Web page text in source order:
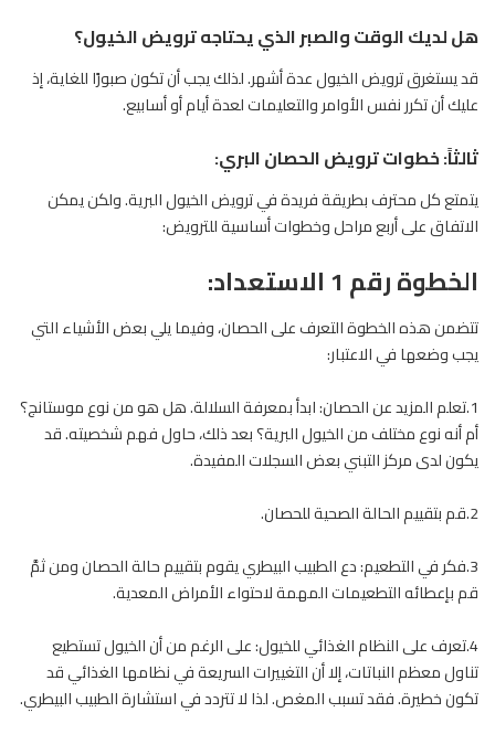
هل لديك الوقت والصبر الذي يحتاجه ترويض الخيول؟
قد يستغرق ترويض الخيول عدة أشهر. لذلك يجب أن تكون صبورًا للغاية، إذ
عليك أن تكرر نفس الأوامر والتعليمات لعدة أيام أو أسابيع.
ثالثاً: خطواتترويض الحصان البري:
يتمتع كل محترف بطريقة فريدة في ترويض الخيول البرية. ولكن يمكن
الاتفاق على أربع مراحل وخطوات أساسية للترويض:
الخطوة رقم 1 الاستعداد:
تتضمن هذه الخطوة التعرف على الحصان، وفيما يلي بعض الأشياء التي
يجب وضعها في الاعتبار:
1.تعلم المزيد عن الحصان: ابدأ بمعرفة السلالة. هل هو من نوع موستانج؟
أم أنه نوع مختلف من الخيول البرية؟ بعد ذلك، حاول فهم شخصيته. قد
يكون لدى مركز التبني بعض السجلات المفيدة.
2.قم بتقييم الحالة الصحية للحصان.
3.فكر في التطعيم: دع الطبيب البيطري يقوم بتقييم حالة الحصان ومن ثمَّ
قم بإعطائه التطعيمات المهمة لاحتواء الأمراض المعدية.
4.تعرف على النظام الغذائي للخيول: على الرغم من أن الخيول تستطيع
تناول معظم النباتات، إلا أن التغييرات السريعة في نظامها الغذائي قد
تكون خطيرة. فقد تسبب المغص. لذا لا تتردد في استشارة الطبيب البيطري.